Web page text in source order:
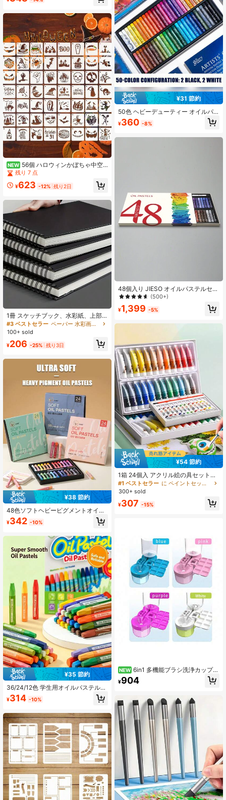
NEW 56個 ハロウィンかぼちゃ中空
ステンシルセット | プラスチック、
再利用可能な装飾、布、ドアマッ
ト、窓の装飾、DIYクラフトに適して
残り 7 点
¥623 -12% 残り2日
1冊 スケッチブック、水彩紙、上部
スパイラル製本スケッチボード、30
枚入り1パック、酸性フリーアートス
紙、高品質スケッチノート
#3 ベストセラー
ペーパー 水彩画の本と描画ノート
100+ sold
¥206 -25% 残り3日
¥38 節約
48色ソフトヘビーピグメントオイル
パステルセット、36色ウルトラソフ
トクリーミーテクスチャーオイルパ
グと落書き作成に適しています
¥342 -10%
¥35 節約
36/24/12色 学生用オイルパステルク
レヨン、豊かで鮮やかな色。洗える
デザイン、汚れを簡単に落とせま
イティブな絵画、さまざまなDIYクラ
フトに適しており、家庭や教室の美
術に最適です
¥314 -10%
¥31 節約
50色 ヘビーデューティー オイルパ
ステルセット、超ソフトカラークレ
ヨン、ソフト水溶性オイルペイント
グ、オイルペインティング制作、ス
¥360 -8%
48個入り JIESO オイルパステルセッ
ト、なめらかな質感、鮮やかな色
ト、アーティストや初心者に適して
(500+)
¥1,399 -5%
¥54 節約
1箱 24個入 アクリル絵の具セット、
18/12色の耐水性絵の具、アート学
生、初心者、DIY絵画に最適、学校に
#1 ベストセラー
に ペイントセット ペイント&ドローイング用品
300+ sold
¥307 -15%
NEW 6in1 多機能ブラシ洗浄カップ
パレット・ブラシ収納付き 携帯用 水
彩・パステル絵画専用 洗い桶 ブラシ
¥904